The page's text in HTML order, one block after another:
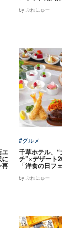
by ぷれにゅー
エ
に
再
#グルメ
千草ホテル、
チ”×デザート
「洋食の日フ
by ぷれにゅー